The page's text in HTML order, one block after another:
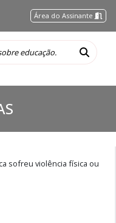
Área do Assinante
sofreu violência física ou